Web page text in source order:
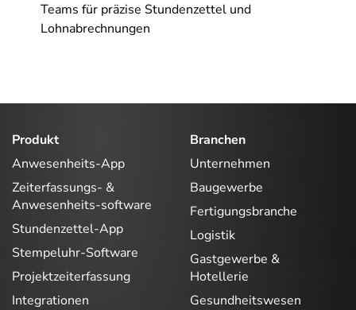
Teams für präzise Stundenzettel und
Lohnabrechnungen
Produkt
Anwesenheits-App
Zeiterfassungs- &
Anwesenheits-software
Stundenzettel-App
Stempeluhr-Software
Projektzeiterfassung
Integrationen
Branchen
Unternehmen
Baugewerbe
Fertigungsbranche
Logistik
Gastgewerbe &
Hotellerie
Gesundheitswesen